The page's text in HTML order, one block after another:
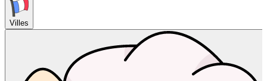
Villes